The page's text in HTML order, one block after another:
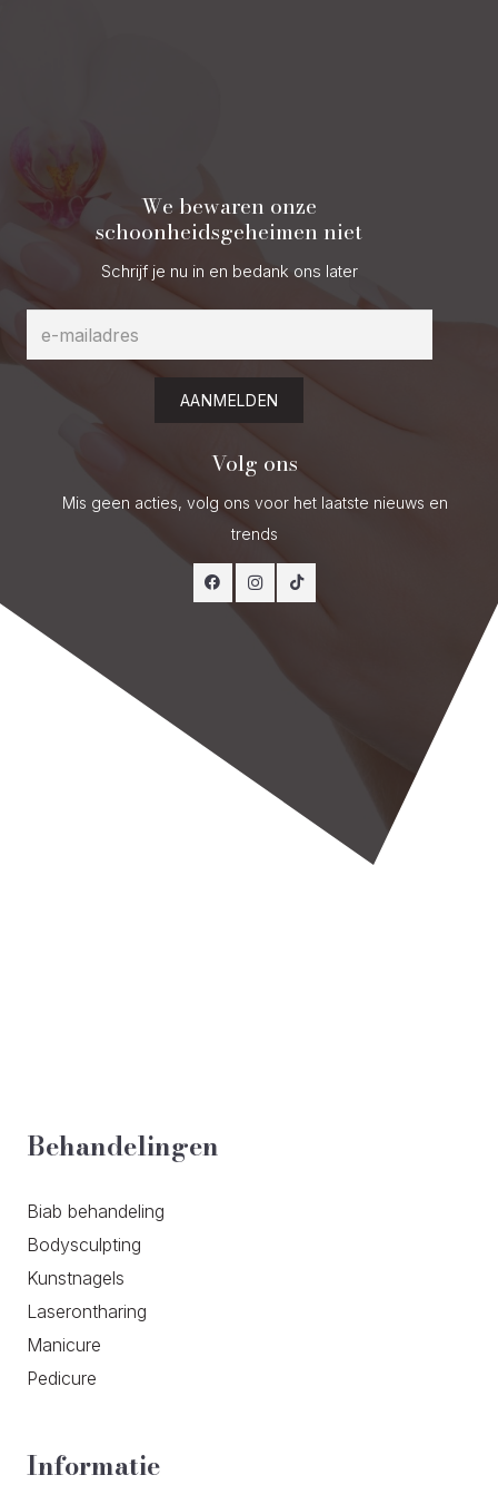
We bewaren onze
schoonheidsgeheimen niet
Schrijf je nu in en bedank ons later
AANMELDEN
Volg ons
Mis geen acties, volg ons voor het laatste nieuws en
trends
Behandelingen
Biab behandeling
Bodysculpting
Kunstnagels
Laserontharing
Manicure
Pedicure
Informatie